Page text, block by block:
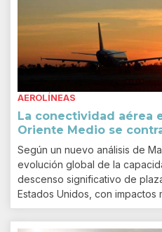
AEROLÍNEAS
La conectividad aérea
Oriente Medio se
Según un nuevo análisis de
evolución global de la
descenso significativo de
Estados Unidos, con impactos